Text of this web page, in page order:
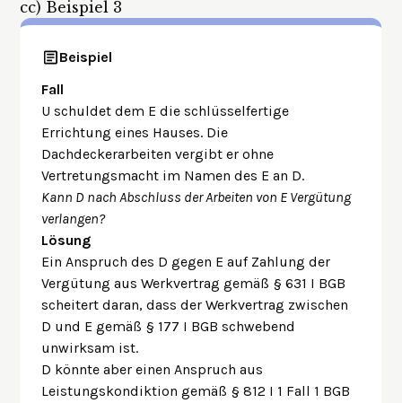
cc) Beispiel 3
Beispiel
Fall
U schuldet dem E die schlüsselfertige
Errichtung eines Hauses. Die
Dachdeckerarbeiten vergibt er ohne
Vertretungsmacht im Namen des E an D.
Kann D nach Abschluss der Arbeiten von E Vergütung
verlangen?
Lösung
Ein Anspruch des D gegen E auf Zahlung der
Vergütung aus Werkvertrag gemäß § 631 I BGB
scheitert daran, dass der Werkvertrag zwischen
D und E gemäß § 177 I BGB schwebend
unwirksam ist.
D könnte aber einen Anspruch aus
Leistungskondiktion gemäß § 812 I 1 Fall 1 BGB